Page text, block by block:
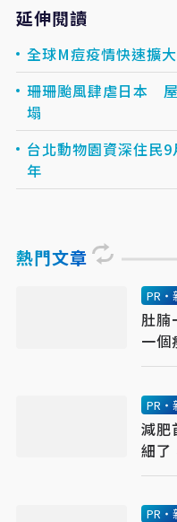
延伸閱讀
全球M痘疫情快速擴
珊珊颱風肆虐日本
塌
台北動物園資深住民
年
熱門文章
PR・
肚腩
一個
PR・
減肥
細了
PR・